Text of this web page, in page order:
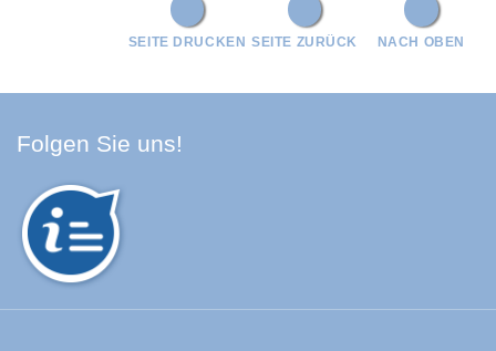
NACH OBEN
SEITE ZURÜCK
SEITE DRUCKEN
Folgen Sie uns!